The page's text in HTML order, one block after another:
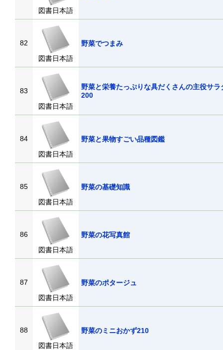
図書日本語
82
図書日本語
野菜でつまみ
83
図書日本語
野菜と栄養たっぷりな具だくさんの主役サラ
200
84
図書日本語
野菜と果物すごい品種図鑑
85
図書日本語
野菜の基礎知識
86
図書日本語
野菜の花写真館
87
図書日本語
野菜のポタージュ
88
図書日本語
野菜のミニおかず210